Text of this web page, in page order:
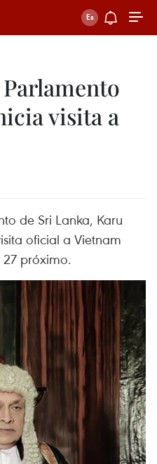
visita a
de Sri Lanka, Karu
oficial a Vietnam
próximo.